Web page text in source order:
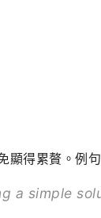
得累贅。例句
a simple